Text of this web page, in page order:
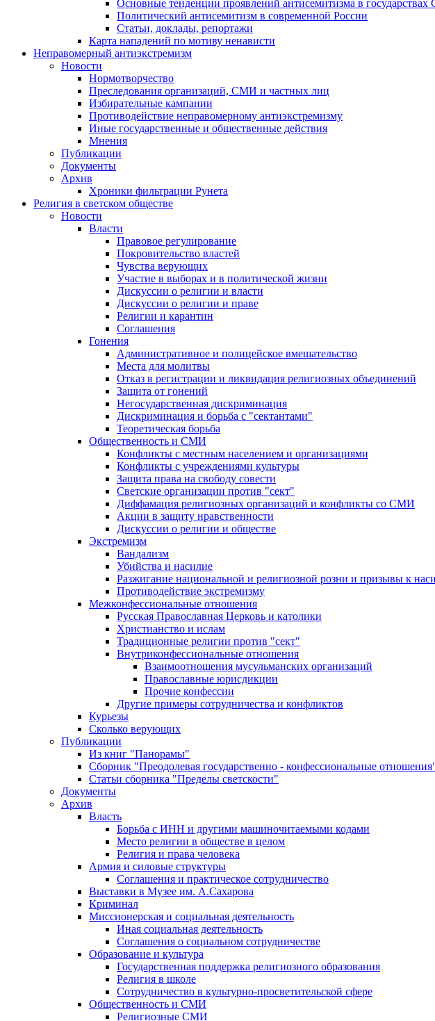
Основные тенденции проявлений антисемитизма в
Политический антисемитизм в современной России
Статьи, доклады, репортажи
Карта нападений по мотиву ненависти
Неправомерный антиэкстремизм
Новости
Нормотворчество
Преследования организаций, СМИ и частных лиц
Избирательные кампании
Противодействие неправомерному антиэкстремизму
Иные государственные и общественные действия
Мнения
Публикации
Документы
Архив
Хроники фильтрации Рунета
Религия в светском обществе
Новости
Власти
Правовое регулирование
Покровительство властей
Чувства верующих
Участие в выборах и в политической жизни
Дискуссии о религии и власти
Дискуссии о религии и праве
Религии и карантин
Соглашения
Гонения
Административное и полицейское вмешательство
Места для молитвы
Отказ в регистрации и ликвидация религиозных объединений
Защита от гонений
Негосударственная дискриминация
Дискриминация и борьба с "сектантами"
Теоретическая борьба
Общественность и СМИ
Конфликты с местным населением и организациями
Конфликты с учреждениями культуры
Защита права на свободу совести
Светские организации против "сект"
Диффамация религиозных организаций и конфликты со СМИ
Акции в защиту нравственности
Дискуссии о религии и обществе
Экстремизм
Вандализм
Убийства и насилие
Разжигание национальной и религиозной розни и призывы к
Противодействие экстремизму
Межконфессиональные отношения
Русская Православная Церковь и католики
Христианство и ислам
Традиционные религии против "сект"
Внутриконфессиональные отношения
Взаимоотношения мусульманских организаций
Православные юрисдикции
Прочие конфессии
Другие примеры сотрудничества и конфликтов
Курьезы
Сколько верующих
Публикации
Из книг "Панорамы"
Сборник "Преодолевая государственно - конфессиональные
Статьи сборника "Пределы светскости"
Документы
Архив
Власть
Борьба с ИНН и другими машиночитаемыми кодами
Место религии в обществе в целом
Религия и права человека
Армия и силовые структуры
Соглашения и практическое сотрудничество
Выставки в Музее им. А.Сахарова
Криминал
Миссионерская и социальная деятельность
Иная социальная деятельность
Соглашения о социальном сотрудничестве
Образование и культура
Государственная поддержка религиозного образования
Религия в школе
Сотрудничество в культурно-просветительской сфере
Общественность и СМИ
Религиозные СМИ